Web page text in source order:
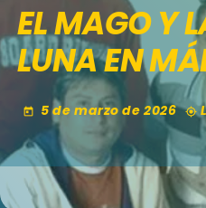
CLUB
APORTES
TV
GRILLA
EVENTOS
EL MAGO Y
LUNA EN
today 5 de marzo de 2026 my_location